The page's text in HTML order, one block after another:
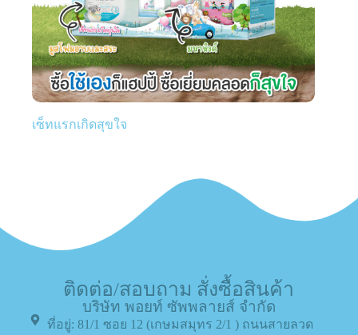
เซ็ทแรกเกิดสุขใจ
ติดต่อ/สอบถาม สั่งซื้อสินค้า
บริษัท พอยท์ ซัพพลายส์ จำกัด
ที่อยู่: 81/1 ซอย 12 (เกษมสมุทร 2/1 ) ถนนสายลวด